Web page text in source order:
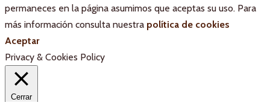
permaneces en la página asumimos que aceptas su uso. Para
más información consulta nuestra política de cookies
Aceptar
Privacy & Cookies Policy
Cerrar